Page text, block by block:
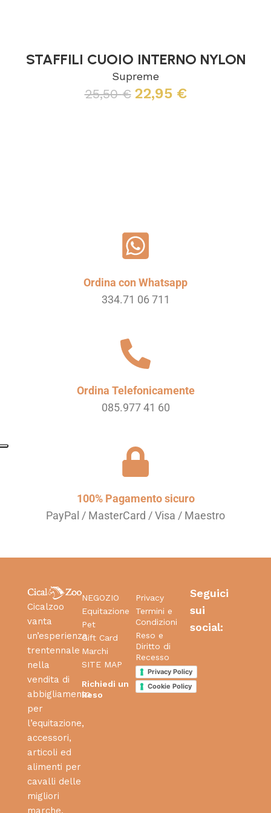
STAFFILI CUOIO INTERNO NYLON
Supreme
25,50€ 22,95 €
Ordina con Whatsapp
334.71 06 711
Ordina Telefonicamente
085.977 41 60
100% Pagamento sicuro
PayPal / MasterCard / Visa / Maestro
Cicalzoo
vanta
un’esperienza
trentennale
nella
vendita di
abbigliamento
per
l’equitazione,
accessori,
articoli ed
alimenti per
cavalli delle
migliori
marche.
NEGOZIO
Equitazione
Pet
Gift Card
Marchi
SITE MAP
Richiedi un
Reso
Privacy
Termini e
Condizioni
Reso e
Diritto di
Recesso
Privacy Policy
Cookie Policy
Seguici
sui
social: